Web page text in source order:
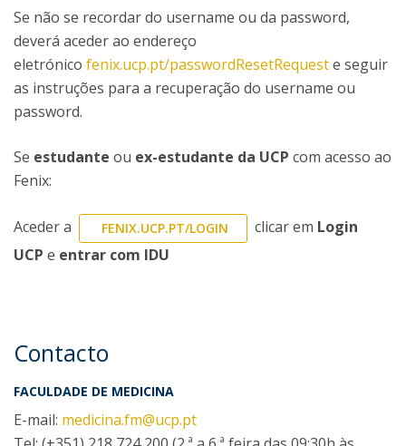
Se não se recordar do username ou da password,
deverá aceder ao endereço
eletrónico fenix.ucp.pt/passwordResetRequeste seguir
as instruções para a recuperação do username ou
password.
Se estudante ou ex-estudante da UCP com acesso ao
Fenix:
Aceder a FENIX.UCP.PT/LOGIN clicar em Login
UCP e entrar com IDU
Contacto
FACULDADE DE MEDICINA
E-mail: medicina.fm@ucp.pt